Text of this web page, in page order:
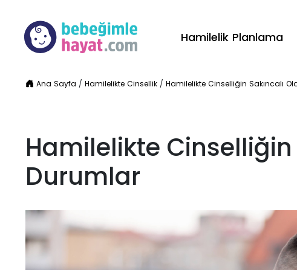
Hamilelik Planlama
Ana Sayfa /Hamilelikte Cinsellik /Hamilelikte Cinselliğin Sakıncalı
Hamilelikte Cinselliğin
Durumlar